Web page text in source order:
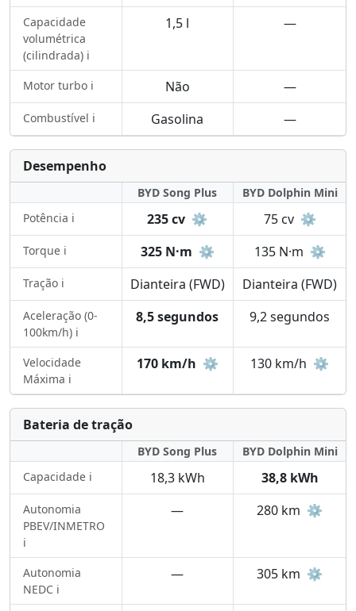
Capacidade
volumétrica
(cilindrada) ℹ️
1,5 l —
Motor turbo ℹ️ Não —
Combustível ℹ️ Gasolina —
Desempenho
BYD Song Plus
BYD Dolphin Mini
Potência ℹ️
235 cv ⚙️ 75 cv ⚙️
Torque ℹ️ 325 N·m ⚙️ 135 N·m ⚙️
Tração ℹ️ Dianteira (FWD) Dianteira (FWD)
Aceleração (0-
100km/h) ℹ️
8,5 segundos 9,2 segundos
Velocidade
Máxima ℹ️
170 km/h ⚙️ 130 km/h ⚙️
Bateria de tração
BYD Song Plus
BYD Dolphin Mini
Capacidade ℹ️
18,3 kWh 38,8 kWh
Autonomia
PBEV/INMETRO
ℹ️
— 280 km ⚙️
Autonomia
NEDC ℹ️
— 305 km ⚙️